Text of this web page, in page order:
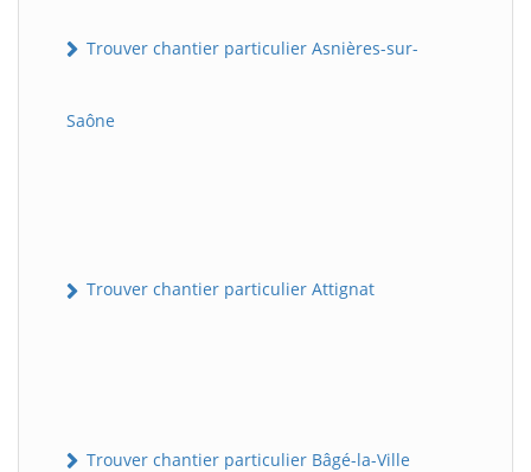
Trouver chantier particulier Asnières-sur-
Saône
Trouver chantier particulier Attignat
Trouver chantier particulier Bâgé-la-Ville